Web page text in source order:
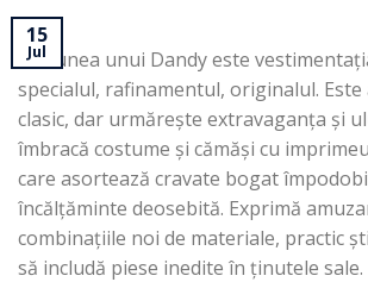
15
Jul
Pasiunea unui Dandy este
specialul, rafinamentul, originalul.
clasic, dar urmărește extravaganța și
îmbracă costume și cămăși cu
care asortează cravate bogat
încălțăminte deosebită. Exprimă
combinațiile noi de materiale, practic
să includă piese inedite în ținutele